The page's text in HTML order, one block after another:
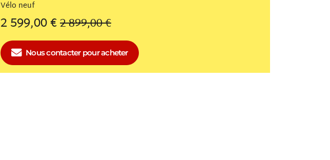
Vélo neuf
2 599,00 €2 899,00 €
Nous contacterpour acheter